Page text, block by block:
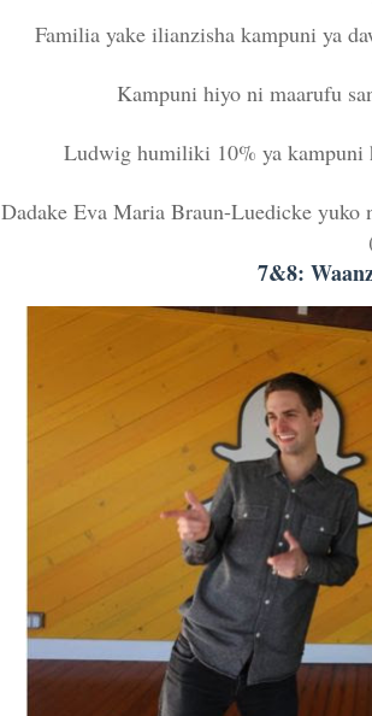
Familia yake ilianzisha kampuni ya
Kampuni hiyo ni maarufu
Ludwig humiliki 10% ya kampuni
Dadake Eva Maria Braun-Luedicke
7&8: